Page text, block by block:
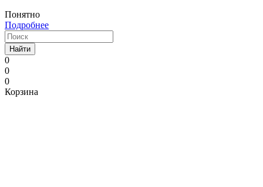
Понятно
Подробнее
Найти
0
0
0
Корзина